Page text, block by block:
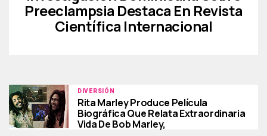
Preeclampsia Destaca En Revista
Científica Internacional
DIVERSIÓN
Rita Marley Produce Película
Biográfica Que Relata Extraordinaria
Vida De Bob Marley,